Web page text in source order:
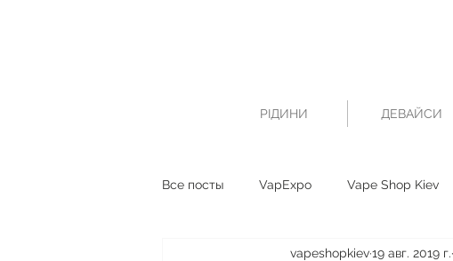
РІДИНИ ДЕВАЙСИ
Все посты VapExpo Vape Shop Kiev
vapeshopkiev19 авг. 2019 г.